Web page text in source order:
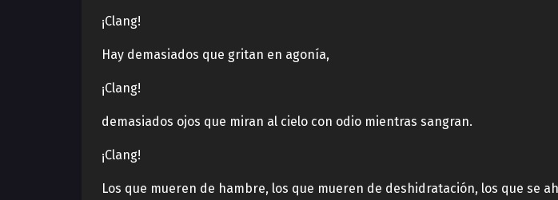
¡Clang!
Hay demasiados que gritan en agonía,
¡Clang!
demasiados ojos que miran al cielo con odio mientras sangran.
¡Clang!
Los que mueren de hambre, los que mueren de deshidratación, los que se